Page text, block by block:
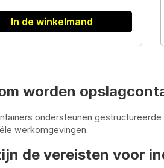
In de winkelmand
worden
ondersteunen
werkomgevingen.
de vereisten voor